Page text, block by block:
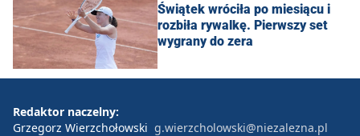
Świątek wróciła po miesiącu i
rozbiła rywalkę. Pierwszy set
wygrany do zera
Redaktor naczelny:
Grzegorz Wierzchołowski g.wierzcholowski@niezalezna.pl